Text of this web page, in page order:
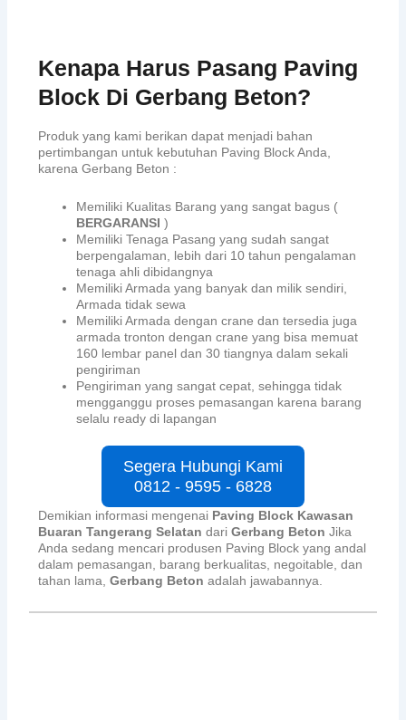
Kenapa Harus Pasang Paving
Block Di Gerbang Beton?
Produk yang kami berikan dapat menjadi bahan
pertimbangan untuk kebutuhan Paving Block Anda,
karena Gerbang Beton :
Memiliki Kualitas Barang yang sangat bagus (
BERGARANSI )
Memiliki Tenaga Pasang yang sudah sangat
berpengalaman, lebih dari 10 tahun pengalaman
tenaga ahli dibidangnya
Memiliki Armada yang banyak dan milik sendiri,
Armada tidak sewa
Memiliki Armada dengan crane dan tersedia juga
armada tronton dengan crane yang bisa memuat
160 lembar panel dan 30 tiangnya dalam sekali
pengiriman
Pengiriman yang sangat cepat, sehingga tidak
mengganggu proses pemasangan karena barang
selalu ready di lapangan
Segera Hubungi Kami
0812 - 9595 - 6828
Demikian informasi mengenai Paving Block Kawasan
Buaran Tangerang Selatan dariGerbang Beton Jika
Anda sedang mencari produsen Paving Block yang andal
dalam pemasangan, barang berkualitas, negoitable, dan
tahan lama,Gerbang Betonadalah jawabannya.